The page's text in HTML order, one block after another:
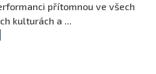
přítomnou ve všech
kulturách a ...